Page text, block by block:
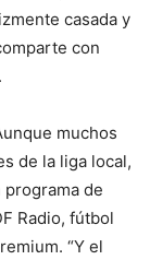
casada y
con
muchos
de la liga local,
de
Radio, fútbol
“Y el